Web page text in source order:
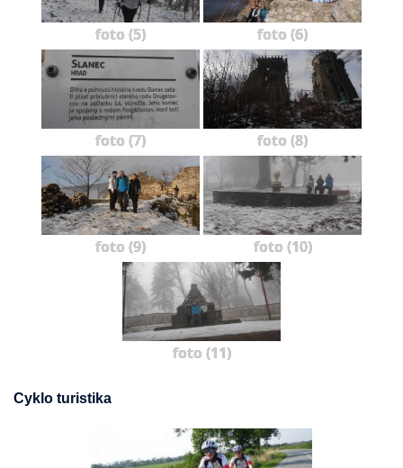
foto (5) foto (6)
foto (7) foto (8)
foto (9) foto (10)
foto (11)
Cyklo turistika